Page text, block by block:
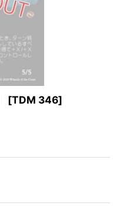
[TDM 346]